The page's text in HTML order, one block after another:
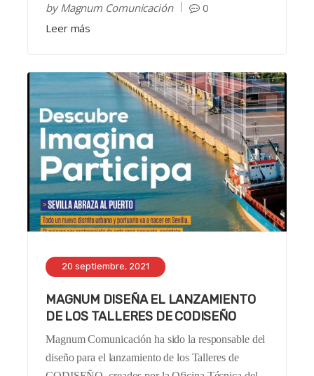
byMagnum Comunicación
0
Leer más
20 septiembre, 2021
MAGNUM DISEÑA EL LANZAMIENTO
DE LOS TALLERES DE CODISEÑO
Magnum Comunicación ha sido la responsable del
diseño para el lanzamiento de los Talleres de